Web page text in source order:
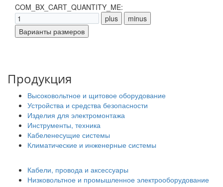
COM_BX_CART_QUANTITY_ME:
Продукция
Высоковольтное и щитовое оборудование
Устройства и средства безопасности
Изделия для электромонтажа
Инструменты, техника
Кабеленесущие системы
Климатические и инженерные системы
Кабели, провода и аксессуары
Низковольтное и промышленное электрооборудование